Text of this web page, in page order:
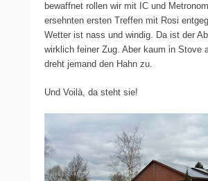
bewaffnet rollen wir mit IC und
ersehnten ersten Treffen mit Rosi
Wetter ist nass und windig. Da ist der
wirklich feiner Zug. Aber kaum in Stove
dreht jemand den Hahn zu.
Und Voilà, da steht sie!